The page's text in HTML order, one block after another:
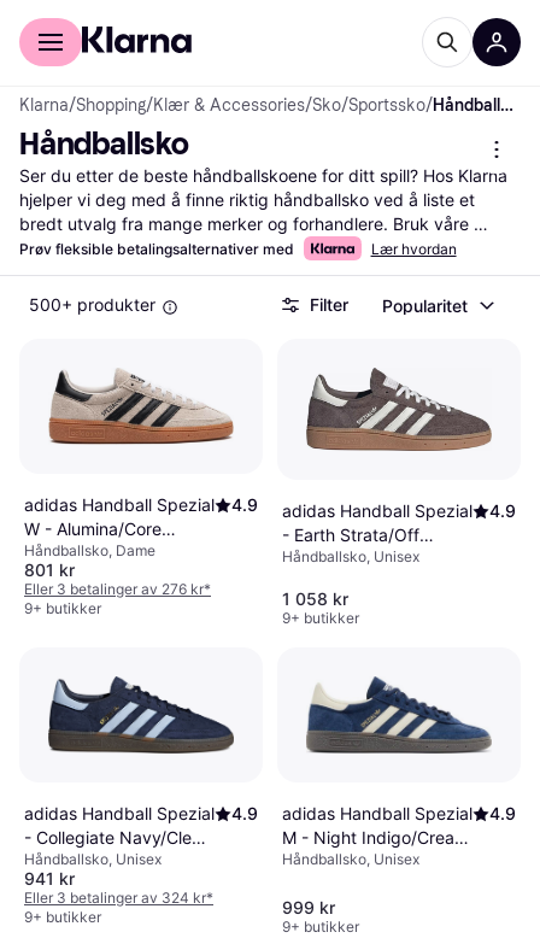
For kunder
Klarna/Shopping/Klær & Accessories/Sko/Sportssko/ Håndballsko
Håndballsko
Ser du etter de beste håndballskoene for ditt spill? Hos Klarna
hjelper vi deg med å finne riktig håndballsko ved å liste et
bredt utvalg fra mange merker og forhandlere. Bruk våre
nyttige kategorifilter for å sortere etter størrelse, farge, eller
pris. Dette gjør det enkelt for deg å finne skoene som passer
dine behov og stil. Du kan også lese brukeranmeldelser for å få
innsikt i hvordan andre spillere opplever produktet. Vi gir deg
godt valg. Med vår hjelp kan du fokusere på spillet, mens vi
sørger for at du får mest verdi for pengene. Begynn her for å
finne dine nye håndballsko og ta spillet ditt til neste nivå!
Les mer om håndballsko her
Prøv fleksible betalingsalternativer med Lær hvordan
500+ produkter Filter Popularitet
adidas Handball Spezial
W - Alumina/Core
Black/Cloud White
4.9
Håndballsko, Dame
801 kr
Eller 3 betalinger av 276 kr*
9+ butikker
adidas Handball Spezial
- Earth Strata/Off
White/Gum
4.9
Håndballsko, Unisex
1 058 kr
9+ butikker
adidas Handball Spezial
- Collegiate Navy/Clear
Sky/Gum
4.9
Håndballsko, Unisex
941 kr
Eller 3 betalinger av 324 kr*
9+ butikker
adidas Handball Spezial
M - Night Indigo/Cream
White/Cloud White
4.9
Håndballsko, Unisex
999 kr
9+ butikker